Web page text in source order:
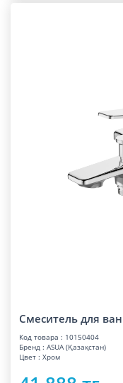
Смеситель для
Код товара : 10150404
Бренд : ASUA (Қазақстан)
Цвет : Хром